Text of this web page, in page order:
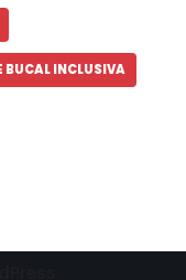
BUCAL INCLUSIVA